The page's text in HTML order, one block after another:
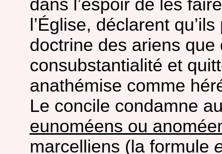
dans l’espoir de les
l’Église, déclarent
doctrine des ariens que
consubstantialité et
anathémise comme
Le concile condamne
eunoméens ou
marcelliens (la formule